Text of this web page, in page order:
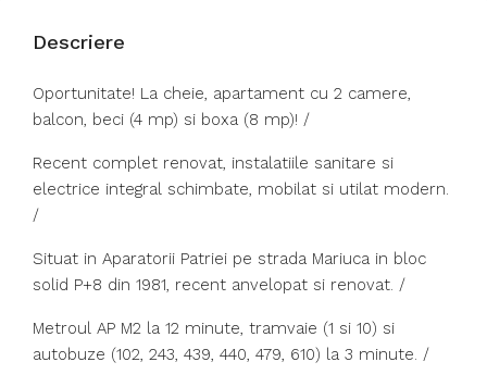
Descriere
Oportunitate! La cheie, apartament cu 2 camere,
balcon, beci (4 mp) si boxa (8 mp)! /
Recent complet renovat, instalatiile sanitare si
electrice integral schimbate, mobilat si utilat modern.
/
Situat in Aparatorii Patriei pe strada Mariuca in bloc
solid P+8 din 1981, recent anvelopat si renovat. /
Metroul AP M2 la 12 minute, tramvaie (1 si 10) si
autobuze (102, 243, 439, 440, 479, 610) la 3 minute. /